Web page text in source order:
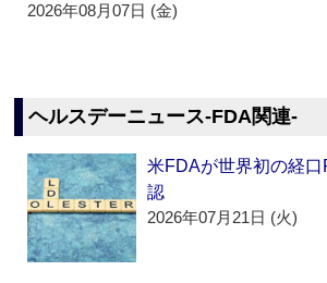
2026年08月07日 (金)
ヘルスデーニュース‐FDA関連‐
米FDAが世界初の経
認
2026年07月21日 (火)